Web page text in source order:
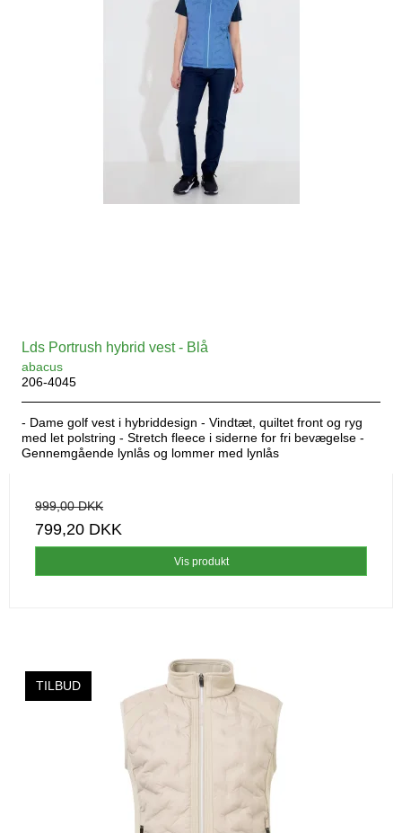
Lds Portrush hybrid vest - Blå
abacus
206-4045
- Dame golf vest i hybriddesign - Vindtæt, quiltet front og ryg
med let polstring - Stretch fleece i siderne for fri bevægelse -
Gennemgående lynlås og lommer med lynlås
999,00 DKK
799,20 DKK
Vis produkt
TILBUD